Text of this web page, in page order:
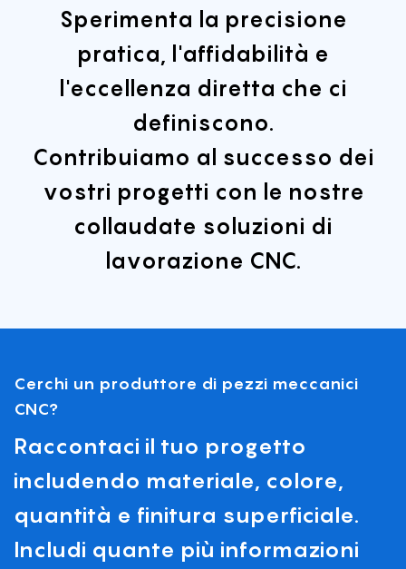
Sperimenta la precisione
pratica, l'affidabilità e
l'eccellenza diretta che ci
definiscono.
Contribuiamo al successo dei
vostri progetti con le nostre
collaudate soluzioni di
lavorazione CNC.
Cerchi un produttore di pezzi meccanici
CNC?
Raccontaci il tuo progetto
includendo materiale, colore,
quantità e finitura superficiale.
Includi quante più informazioni